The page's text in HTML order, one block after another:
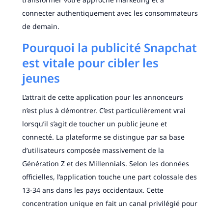
connecter authentiquement avec les consommateurs
de demain.
Pourquoi la publicité Snapchat
est vitale pour cibler les
jeunes
L’attrait de cette application pour les annonceurs
n’est plus à démontrer. C’est particulièrement vrai
lorsqu’il s’agit de toucher un public jeune et
connecté. La plateforme se distingue par sa base
d’utilisateurs composée massivement de la
Génération Z et des Millennials. Selon les données
officielles, l’application touche une part colossale des
13-34 ans dans les pays occidentaux. Cette
concentration unique en fait un canal privilégié pour